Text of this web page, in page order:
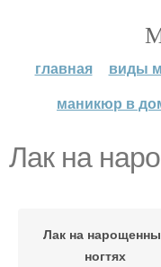
главная виды
маникюр в
Лак на
Лак на
ногтях